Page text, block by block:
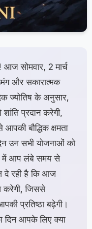
आज सोमवार, 2 मार्च
और सकारात्मक
ज्योतिष के अनुसार,
प्रदान करेगी,
बौद्धिक क्षमता
उन सभी योजनाओं को
में आप लंबे समय से
दे रही है कि आज
करेगी, जिससे
प्रतिष्ठा बढ़ेगी।
दिन आपके लिए क्या